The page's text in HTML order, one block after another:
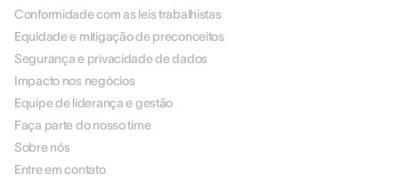
Conformidade com as leis trabalhistas
Equidade e mitigação de preconceitos
Segurança e privacidade de dados
Impacto nos negócios
Equipe de liderança e gestão
Faça parte do nosso time
Sobre nós
Entre em contato